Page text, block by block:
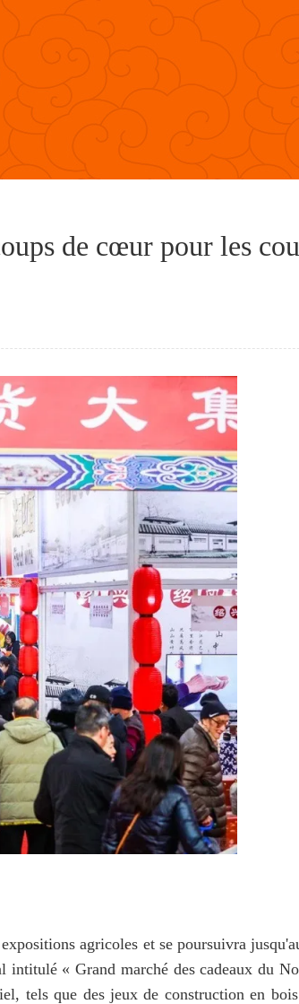
de cœur pour les
agricoles et se poursuivra
intitulé « Grand marché des cadeaux du
tels que des jeux de construction en